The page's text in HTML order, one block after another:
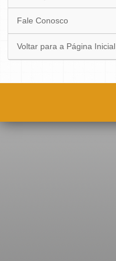
Fale Conosco
Voltar para a Página Inicial